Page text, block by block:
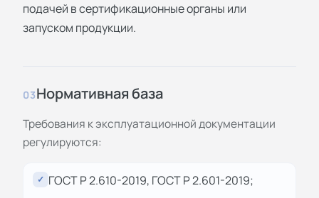
подачей в сертификационные органы или
запуском продукции.
03Нормативная база
Требования к эксплуатационной документации
регулируются:
✓ ГОСТ Р 2.610-2019, ГОСТ Р 2.601-2019;